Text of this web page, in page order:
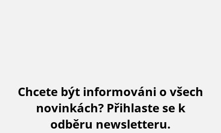
Chcete být informováni o všech
novinkách? Přihlaste se k
odběru newsletteru.